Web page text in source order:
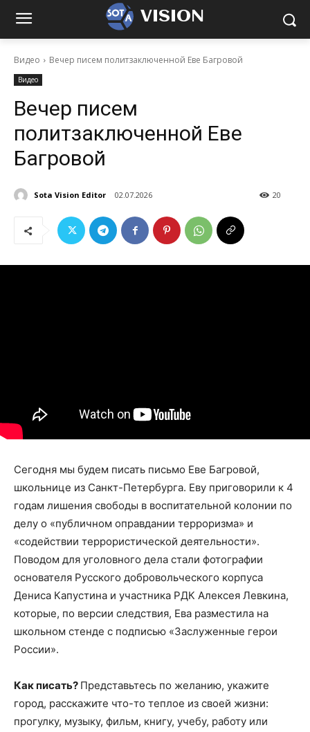
VISION
Видео Вечер писем политзаключенной Еве Багровой
Видео
Вечер писем
политзаключенной Еве
Багровой
Sota Vision Editor 02.07.2026 20
Сегодня мы будем писать письмо Еве Багровой,
школьнице из Санкт-Петербурга. Еву приговорили к 4
годам лишения свободы в воспитательной колонии по
делу о «публичном оправдании терроризма» и
«содействии террористической деятельности».
Поводом для уголовного дела стали фотографии
основателя Русского добровольческого корпуса
Дениса Капустина и участника РДК Алексея Левкина,
которые, по версии следствия, Ева разместила на
школьном стенде с подписью «Заслуженные герои
России».
Как писать? Представьтесь по желанию, укажите
город, расскажите что-то теплое из своей жизни:
прогулку, музыку, фильм, книгу, учебу, работу или